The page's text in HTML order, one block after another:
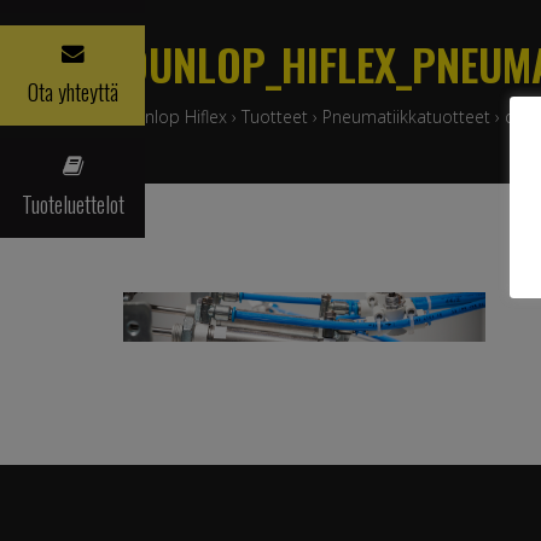
Ota yhteyttä
Tuoteluettelot
Dunlop Hiflex › Tuotteet › Pneumatiikkatuotteet ›